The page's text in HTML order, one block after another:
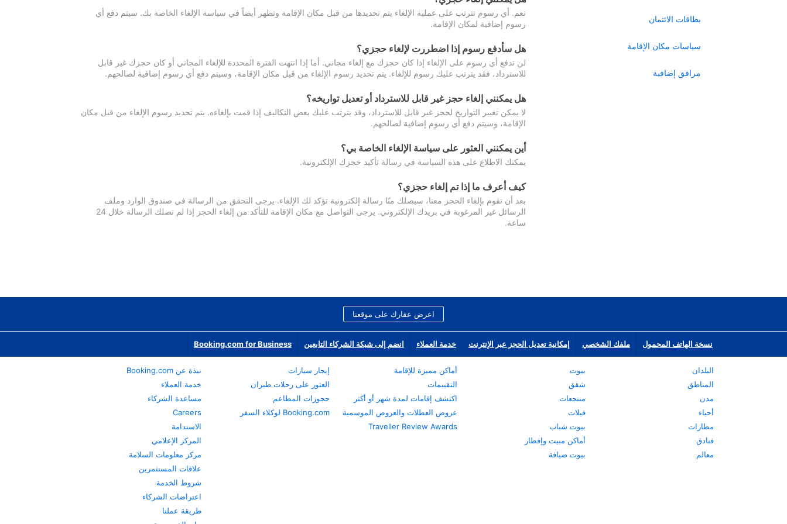
بطاقات الائتمان
سياسات مكان الإقامة
مرافق إضافية
نعم. أي رسوم تترتب على عملية الإلغاء يتم تحديدها من قبل مكان الإقامة وتظهر أيضاً في سياسة الإلغاء الخاصة بك. سيتم دفع أي
رسوم إضافية لمكان الإقامة.
هل سأدفع رسوم إذا اضطررت لإلغاء حجزي؟
لن تدفع أي رسوم على الإلغاء إذا كان حجزك مع إلغاء مجاني. أما إذا انتهت الفترة المحددة للإلغاء المجاني أو كان حجزك غير قابل
للاسترداد، فقد يترتب عليك رسوم للإلغاء. يتم تحديد رسوم الإلغاء من قبل مكان الإقامة، وسيتم دفع أي رسوم إضافية لصالحهم.
هل يمكنني إلغاء حجز غير قابل للاسترداد أو تعديل تواريخه؟
لا يمكن تغيير التواريخ لحجز غير قابل للاسترداد، وقد يترتب عليك بعض التكاليف إذا قمت بإلغاءه. يتم تحديد رسوم الإلغاء من قبل مكان
الإقامة، وسيتم دفع أي رسوم إضافية لصالحهم.
أين يمكنني العثور على سياسة الإلغاء الخاصة بي؟
يمكنك الاطلاع على هذه السياسة في رسالة تأكيد حجزك الإلكترونية.
كيف أعرف ما إذا تم إلغاء حجزي؟
بعد أن تقوم بإلغاء الحجز معنا، سيصلك منّا رسالة إلكترونية تؤكد لك الإلغاء. يرجى التحقق من الرسالة في صندوق الوارد وملف
الرسائل غير المرغوبة في بريدك الإلكتروني. يرجى التواصل مع مكان الإقامة للتأكد من إلغاء الحجز إذا لم تصلك الرسالة خلال 24
ساعة.
اعرض عقارك على موقعنا
نسخة الهاتف المحمول ملفك الشخصي إمكانية تعديل الحجز عبر الإنترنت خدمة العملاء انضم إلى شبكة الشركاء التابعين Booking.com for Business
البلدان
المناطق
مدن
أحياء
مطارات
فنادق
معالم
بيوت
شقق
منتجعات
فيلات
بيوت شباب
أماكن مبيت وإفطار
بيوت ضيافة
أماكن مميزة للإقامة
التقييمات
اكتشف إقامات لمدة شهر أو أكثر
عروض العطلات والعروض الموسمية
Traveller Review Awards
إيجار سيارات
العثور على رحلات طيران
حجوزات المطاعم
Booking.com لوكلاء السفر
نبذة عن Booking.com
خدمة العملاء
مساعدة الشركاء
Careers
الاستدامة
المركز الإعلامي
مركز معلومات السلامة
علاقات المستثمرين
شروط الخدمة
اعتراضات الشركاء
طريقة عملنا